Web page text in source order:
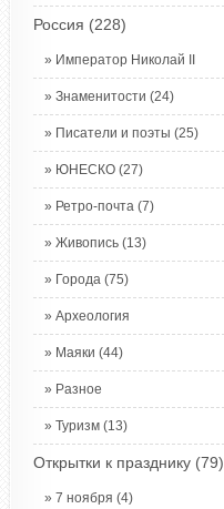
Россия (228)
Император Николай II
Знаменитости (24)
Писатели и поэты (25)
ЮНЕСКО (27)
Ретро-почта (7)
Живопись (13)
Города (75)
Археология
Маяки (44)
Разное
Туризм (13)
Открытки к празднику (79)
7 ноября (4)